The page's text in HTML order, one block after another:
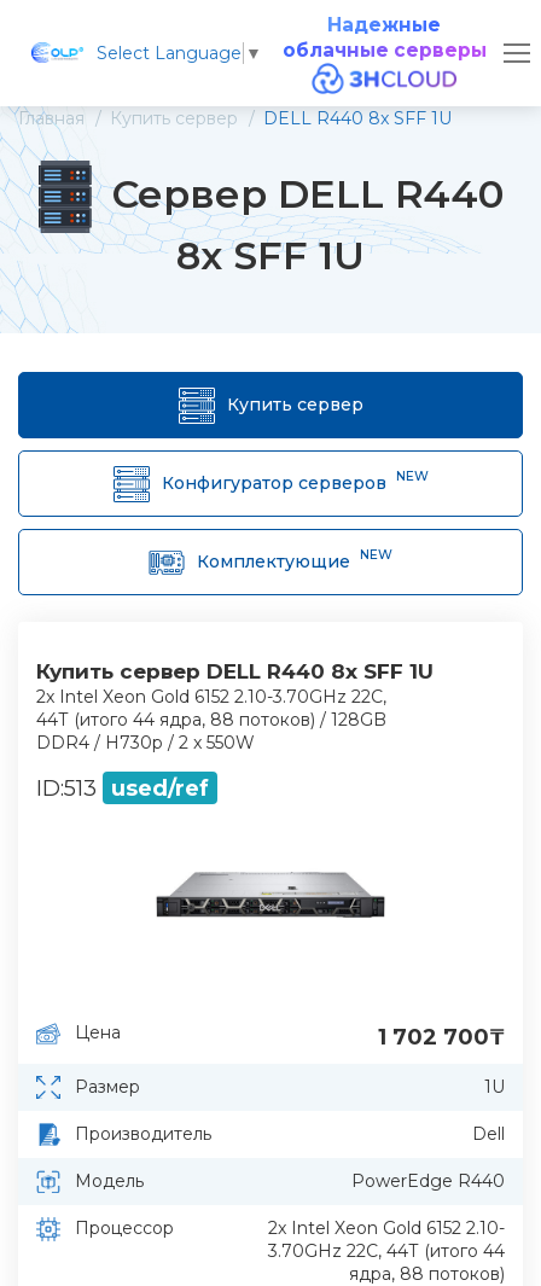
Select Language ▼
Надежные
облачные серверы
Главная Купить сервер DELL R440 8x SFF 1U
Сервер DELL R440
8x SFF 1U
Купить сервер
Конфигуратор серверов NEW
Комплектующие NEW
Купить сервер DELL R440 8x SFF 1U
2x Intel Xeon Gold 6152 2.10-3.70GHz 22С,
44Т (итого 44 ядра, 88 потоков) / 128GB
DDR4 / H730p / 2 x 550W
ID:513 used/ref
Цена 1 702 700₸
Размер 1U
Производитель Dell
Модель PowerEdge R440
Процессор
2x Intel Xeon Gold 6152 2.10-
3.70GHz 22С, 44Т (итого 44
ядра, 88 потоков)